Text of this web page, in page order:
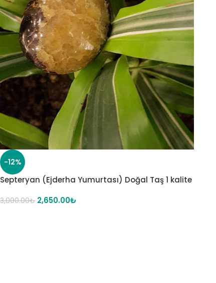
-12%
Septeryan (Ejderha Yumurtası) Doğal Taş 1 kalite
3,000.00₺ 2,650.00₺